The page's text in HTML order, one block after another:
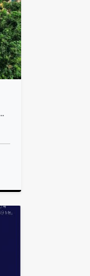
PARA DISEÑAR A TU ESTILO